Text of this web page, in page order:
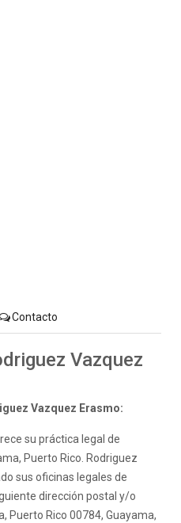
Contacto
Vazquez
Vazquez Erasmo:
su práctica legal de
Puerto Rico. Rodriguez
sus oficinas legales de
dirección postal y/o
Puerto Rico 00784, Guayama,